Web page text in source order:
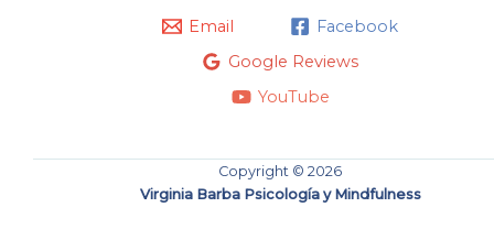
Email
Facebook
Google Reviews
YouTube
Copyright © 2026
Virginia Barba Psicología y Mindfulness